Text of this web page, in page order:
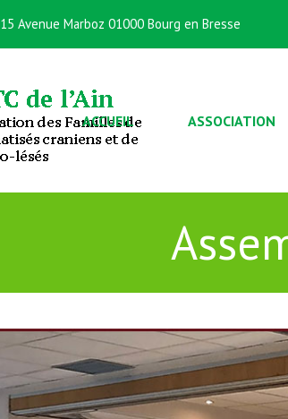
15 Avenue Marboz 01000 Bourg en Bresse
ACCUEIL ASSOCIATION